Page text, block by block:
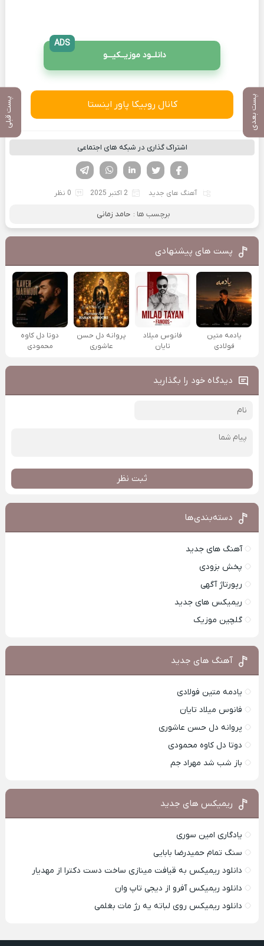
پست بعدی پست قبلی
دانلــود موزیــکیـــو
ADS
کانال روبیکا پاور اینستا
اشتراک گذاری در شبکه های اجتماعی
لینکدین تویتر
فیسوک
آهنگ های جدید 2 اکتبر 2025 0 نظر
برچسب ها : حامد زمانی
پست های پیشنهادی
یادمه متین
فولادی
فانوس میلاد
تایان
پروانه دل حسن
عاشوری
دوتا دل کاوه
محمودی
دیدگاه خود را بگذارید
ثبت نظر
دسته‌بندی‌ها
آهنگ های جدید
پخش بزودی
رپورتاژ آگهی
ریمیکس های جدید
گلچین موزیک
آهنگ های جدید
یادمه متین فولادی
فانوس میلاد تایان
پروانه دل حسن عاشوری
دوتا دل کاوه محمودی
باز شب شد مهراد جم
ریمیکس های جدید
یادگاری امین سوری
سنگ تمام حمیدرضا بابایی
دانلود ریمیکس به قیافت مینازی ساخت دست دکترا از مهدیار
دانلود ریمیکس آفرو از ديجی تاپ وان
دانلود ریمیکس روی لباته یه رژ مات بغلمی